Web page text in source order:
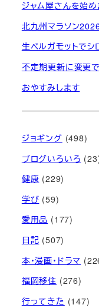
ジャム屋さんを始め
北九州マラソン
生ベルガモットでシ
不定期更新に変更
おやすみします
ジョギング (498)
ブログいろいろ
健康 (229)
学び (59)
愛用品 (177)
日記 (507)
本・漫画・ドラマ
福岡移住 (276)
行ってきた (147)